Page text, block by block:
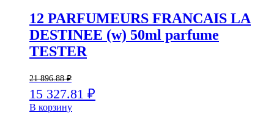
12 PARFUMEURS FRANCAIS LA
DESTINEE (w) 50ml parfume
TESTER
21 896.88₽
15 327.81 ₽
В корзину